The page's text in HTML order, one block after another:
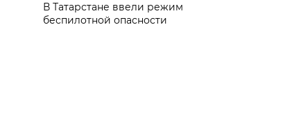
В Татарстане ввели режим
беспилотной опасности